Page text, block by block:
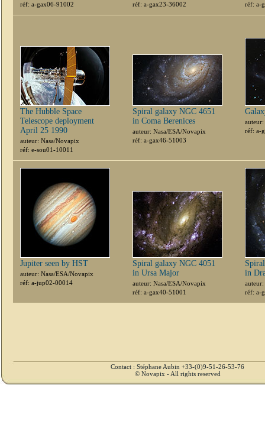
réf: a-gax06-91002
réf: a-gax23-36002
réf: a-
The Hubble Space
Telescope deployment
April 25 1990
auteur: Nasa/Novapix
réf: e-sou01-10011
Spiral galaxy NGC 4651
in Coma Berenices
auteur: Nasa/ESA/Novapix
réf: a-gax46-51003
réf: a-
Jupiter seen by HST
auteur: Nasa/ESA/Novapix
réf: a-jup02-00014
Spiral galaxy NGC 4051
in Ursa Major
auteur: Nasa/ESA/Novapix
réf: a-gax40-51001
in
réf: a-
Contact : Stéphane Aubin +33-(0)9-51-26-53-76
© Novapix - All rights reserved